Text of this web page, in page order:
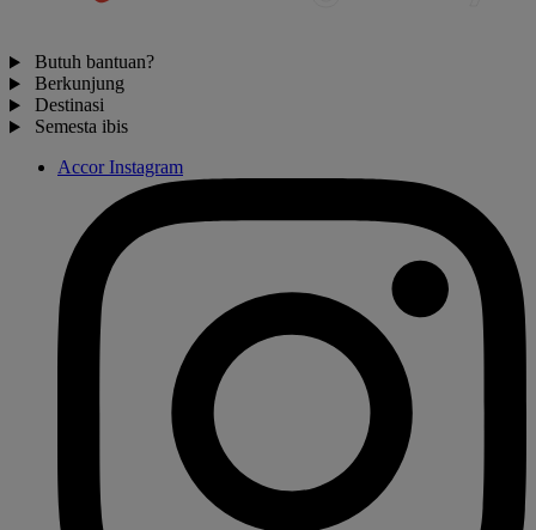
Butuh bantuan?
Berkunjung
Destinasi
Semesta ibis
Accor Instagram